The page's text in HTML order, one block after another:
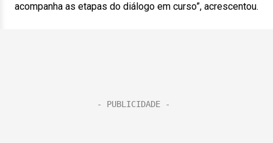
acompanha as etapas do diálogo em curso”, acrescentou.